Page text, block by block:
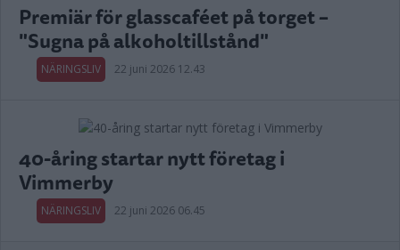
Premiär för glasscaféet på torget –
"Sugna på alkoholtillstånd"
NÄRINGSLIV 22 juni 2026 12.43
40-åring startar nytt företag i
Vimmerby
NÄRINGSLIV 22 juni 2026 06.45